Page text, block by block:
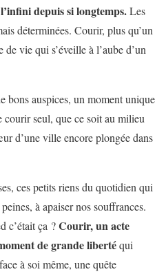
depuis si longtemps.Les
déterminées. Courir, plus qu’un
vie qui s’éveille à l’aube d’un
bons auspices, un moment unique
seul, que ce soit au milieu
d’une ville encore plongée dans
ces petits riens du quotidien qui
à apaiser nos souffrances.
c’était ça ?Courir, un acte
de grande libertéqui
à soi même, une quête